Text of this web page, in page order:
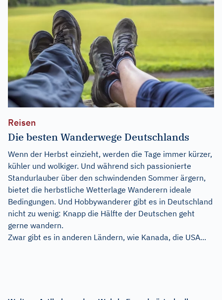
Reisen
Die besten Wanderwege Deutschlands
Wenn der Herbst einzieht, werden die Tage immer kürzer,
kühler und wolkiger. Und während sich passionierte
Standurlauber über den schwindenden Sommer ärgern,
bietet die herbstliche Wetterlage Wanderern ideale
Bedingungen. Und Hobbywanderer gibt es in Deutschland
nicht zu wenig: Knapp die Hälfte der Deutschen geht
gerne wandern.
Zwar gibt es in anderen Ländern, wie Kanada, die USA...